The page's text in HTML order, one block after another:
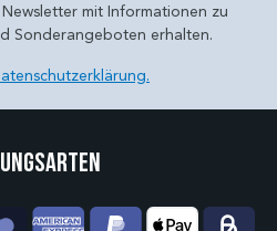
mit Informationen zu
Sonderangeboten erhalten.